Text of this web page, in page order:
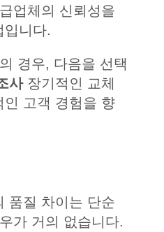
업체의 신뢰성을
입니다.
경우, 다음을 선택
사 장기적인 교체
인 고객 경험을 향
품질 차이는 단순
가 거의 없습니다.